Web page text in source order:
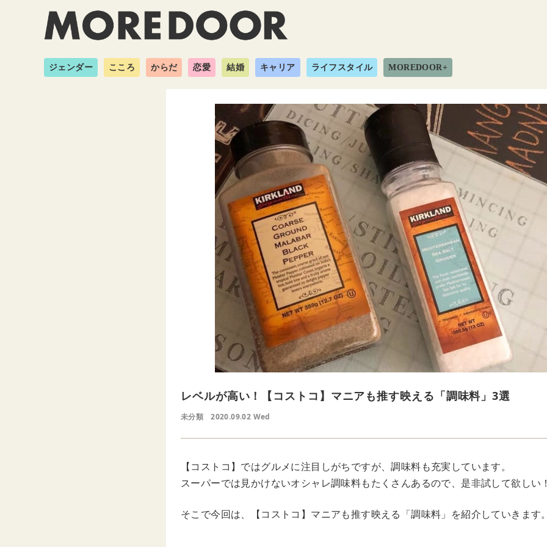
ジェンダー こころ からだ 恋愛 結婚 キャリア ライフスタイル MOREDOOR+
レベルが高い！【コストコ】マニアも推す映える「調味料」3選
未分類 2020.09.02 Wed
【コストコ】ではグルメに注目しがちですが、調味料も充実しています。
スーパーでは見かけないオシャレ調味料もたくさんあるので、是非試して欲しい
そこで今回は、【コストコ】マニアも推す映える「調味料」を紹介していきます